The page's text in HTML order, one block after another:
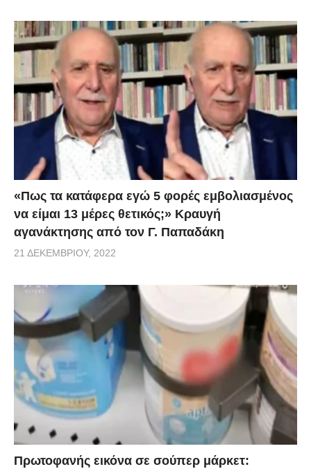
«Πως τα κατάφερα εγώ 5 φορές εμβoλιασμένος
να είμαι 13 μέρες θετικός;» Κραυγή
αγανάκτησης από τον Γ. Παπαδάκη
21 ΔΕΚΕΜΒΡΊΟΥ, 2022
Πρωτοφανής εικόνα σε σούπερ μάρκετ: